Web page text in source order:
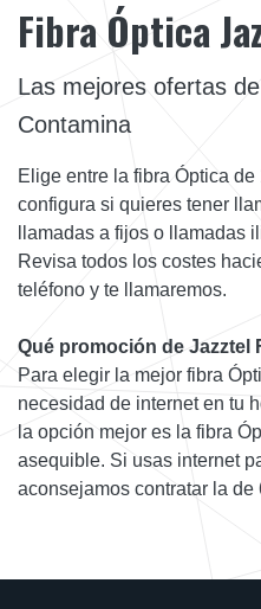
Fibra Óptica
Las mejores ofertas
Contamina
Elige entre la fibra Óptica
configura si quieres tener
llamadas a fijos o llamadas
Revisa todos los costes
teléfono y te llamaremos.
Qué promoción de Jazztel
Para elegir la mejor fibra
necesidad de internet en tu
la opción mejor es la fibra
asequible. Si usas internet
aconsejamos contratar la de